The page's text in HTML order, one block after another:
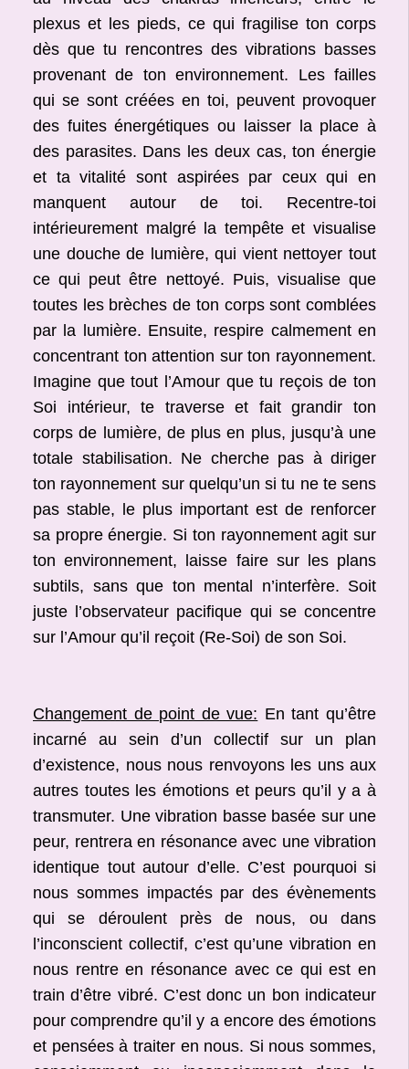
plexus et les pieds, ce qui fragilise ton corps
dès que tu rencontres des vibrations basses
provenant de ton environnement. Les failles
qui se sont créées en toi, peuvent provoquer
des fuites énergétiques ou laisser la place à
des parasites. Dans les deux cas, ton énergie
et ta vitalité sont aspirées par ceux qui en
manquent autour de toi. Recentre-toi
intérieurement malgré la tempête et visualise
une douche de lumière, qui vient nettoyer tout
ce qui peut être nettoyé. Puis, visualise que
toutes les brèches de ton corps sont comblées
par la lumière. Ensuite, respire calmement en
concentrant ton attention sur ton rayonnement.
Imagine que tout l’Amour que tu reçois de ton
Soi intérieur, te traverse et fait grandir ton
corps de lumière, de plus en plus, jusqu’à une
totale stabilisation. Ne cherche pas à diriger
ton rayonnement sur quelqu’un si tu ne te sens
pas stable, le plus important est de renforcer
sa propre énergie. Si ton rayonnement agit sur
ton environnement, laisse faire sur les plans
subtils, sans que ton mental n’interfère. Soit
juste l’observateur pacifique qui se concentre
sur l’Amour qu’il reçoit (Re-Soi) de son Soi.
Changement de point de vue: En tant qu’être
incarné au sein d’un collectif sur un plan
d’existence, nous nous renvoyons les uns aux
autres toutes les émotions et peurs qu’il y a à
transmuter. Une vibration basse basée sur une
peur, rentrera en résonance avec une vibration
identique tout autour d’elle. C’est pourquoi si
nous sommes impactés par des évènements
qui se déroulent près de nous, ou dans
l’inconscient collectif, c’est qu’une vibration en
nous rentre en résonance avec ce qui est en
train d’être vibré. C’est donc un bon indicateur
pour comprendre qu’il y a encore des émotions
et pensées à traiter en nous. Si nous sommes,